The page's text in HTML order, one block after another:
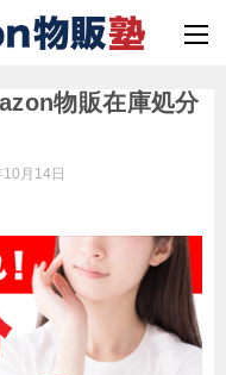
物販在庫処分
月14日